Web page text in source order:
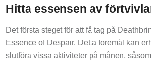
Hitta essensen av
Det första steget för att få tag på
Essence of Despair. Detta föremål kan
slutföra vissa aktiviteter på månen,